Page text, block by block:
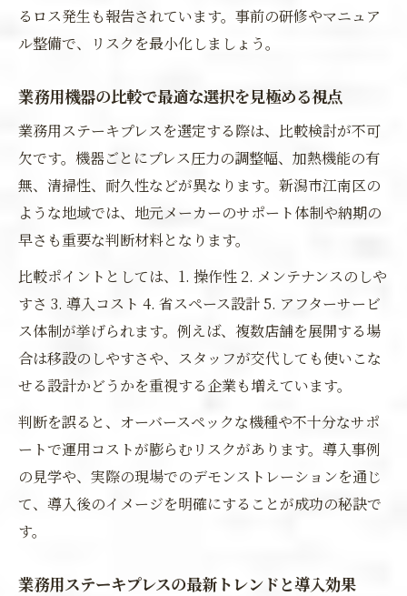
るロス発生も報告されています。事前の研修やマニュア
ル整備で、リスクを最小化しましょう。
業務用機器の比較で最適な選択を見極める視点
業務用ステーキプレスを選定する際は、比較検討が不可
欠です。機器ごとにプレス圧力の調整幅、加熱機能の有
無、清掃性、耐久性などが異なります。新潟市江南区の
ような地域では、地元メーカーのサポート体制や納期の
早さも重要な判断材料となります。
比較ポイントとしては、1. 操作性 2. メンテナンスのしや
すさ 3. 導入コスト 4. 省スペース設計 5. アフターサービ
ス体制が挙げられます。例えば、複数店舗を展開する場
合は移設のしやすさや、スタッフが交代しても使いこな
せる設計かどうかを重視する企業も増えています。
判断を誤ると、オーバースペックな機種や不十分なサポ
ートで運用コストが膨らむリスクがあります。導入事例
の見学や、実際の現場でのデモンストレーションを通じ
て、導入後のイメージを明確にすることが成功の秘訣で
す。
業務用ステーキプレスの最新トレンドと導入効果